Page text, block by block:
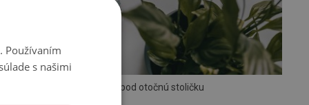
Podložka pod otočnú stoličku
Používaním
s našimi